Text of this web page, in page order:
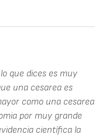
que dices es muy
una cesarea es
como una cesarea
por muy grande
científica la